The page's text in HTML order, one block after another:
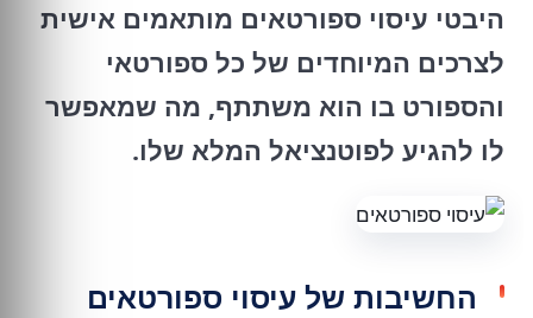
היבטי עיסוי ספורטאים מותאמים אישית
לצרכים המיוחדים של כל ספורטאי
והספורט בו הוא משתתף, מה שמאפשר
לו להגיע לפוטנציאל המלא שלו.
החשיבות של עיסוי ספורטאים